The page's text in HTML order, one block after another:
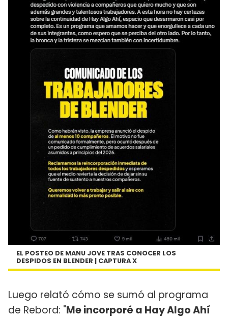
EL POSTEO DE MANU JOVE TRAS CONOCER LOS
DESPIDOS EN BLENDER | CAPTURA X
Luego relató cómo se sumó al programa
de Rebord: "Me incorporé a Hay Algo Ahí